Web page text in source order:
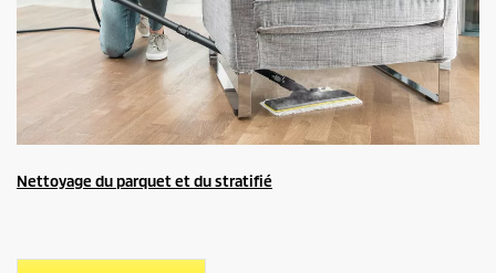
Nettoyage du parquet et du stratifié